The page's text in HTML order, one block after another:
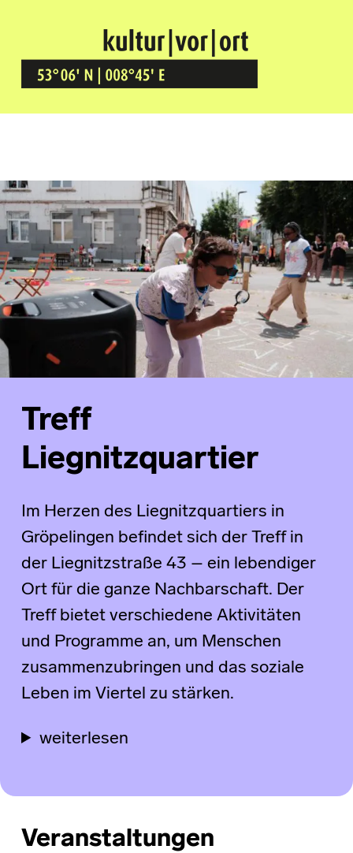
Kultur Vor Ort
BREMEN GRÖPELINGEN
Treff
Liegnitzquartier
Im Herzen des Liegnitzquartiers in
Gröpelingen befindet sich der Treff in
der Liegnitzstraße 43 – ein lebendiger
Ort für die ganze Nachbarschaft. Der
Treff bietet verschiedene Aktivitäten
und Programme an, um Menschen
zusammenzubringen und das soziale
Leben im Viertel zu stärken.
weiterlesen
Veranstaltungen